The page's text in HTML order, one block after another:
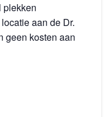
plekken
aan de Dr.
geen kosten aan